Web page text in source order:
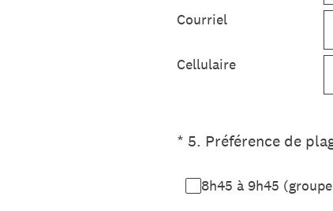
Courriel
Cellulaire
* 5. Préférence de
(Obligatoire)
8h45 à 9h45